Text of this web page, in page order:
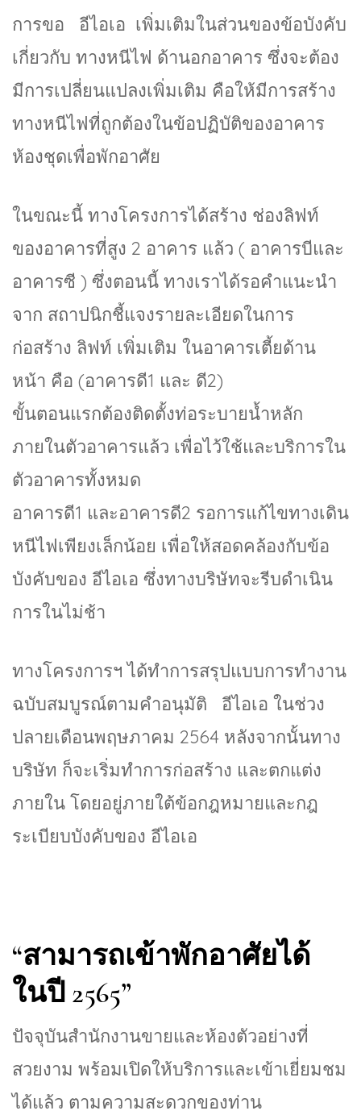
การขอ อีไอเอ เพิ่มเติมในส่วนของข้อบังคับ
เกี่ยวกับ ทางหนีไฟ ด้านอกอาคาร ซึ่งจะต้อง
มีการเปลี่ยนแปลงเพิ่มเติม คือให้มีการสร้าง
ทางหนีไฟที่ถูกต้องในข้อปฏิบัติของอาคาร
ห้องชุดเพื่อพักอาศัย
ในขณะนี้ ทางโครงการได้สร้าง ช่องลิฟท์
ของอาคารที่สูง 2 อาคาร แล้ว ( อาคารบีและ
อาคารซี ) ซึ่งตอนนี้ ทางเราได้รอคำแนะนำ
จาก สถาปนิกชี้แจงรายละเอียดในการ
ก่อสร้าง ลิฟท์ เพิ่มเติม ในอาคารเตี้ยด้าน
หน้า คือ (อาคารดี1 และ ดี2)
ขั้นตอนแรกต้องติดตั้งท่อระบายน้ำหลัก
ภายในตัวอาคารแล้ว เพื่อไว้ใช้และบริการใน
ตัวอาคารทั้งหมด
อาคารดี1 และอาคารดี2 รอการแก้ไขทางเดิน
หนีไฟเพียงเล็กน้อย เพื่อให้สอดคล้องกับข้อ
บังคับของ อีไอเอ ซึ่งทางบริษัทจะรีบดำเนิน
การในไม่ช้า
ทางโครงการฯ ได้ทำการสรุปแบบการทำงาน
ฉบับสมบูรณ์ตามคำอนุมัติ อีไอเอ ในช่วง
ปลายเดือนพฤษภาคม 2564 หลังจากนั้นทาง
บริษัท ก็จะเริ่มทำการก่อสร้าง และตกแต่ง
ภายใน โดยอยู่ภายใต้ข้อกฎหมายและกฎ
ระเบียบบังคับของ อีไอเอ
“สามารถเข้าพักอาศัยได้
ในปี 2565”
ปัจจุบันสำนักงานขายและห้องตัวอย่างที่
สวยงาม พร้อมเปิดให้บริการและเข้าเยี่ยมชม
ได้แล้ว ตามความสะดวกของท่าน